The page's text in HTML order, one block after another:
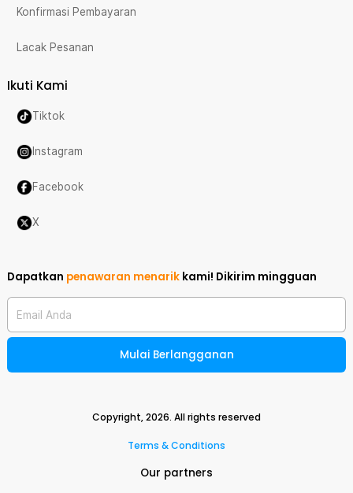
Konfirmasi Pembayaran
Lacak Pesanan
Ikuti Kami
Tiktok
Instagram
Facebook
X
Dapatkan penawaran menarik kami! Dikirim mingguan
Email Anda
Mulai Berlangganan
Copyright,2026. All rights reserved
Terms & Conditions
Our partners